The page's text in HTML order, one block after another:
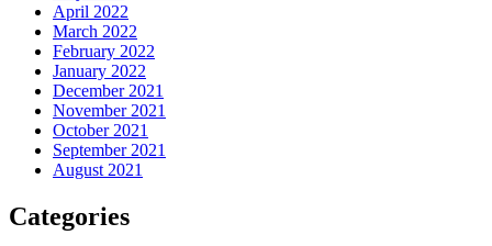
April 2022
March 2022
February 2022
January 2022
December 2021
November 2021
October 2021
September 2021
August 2021
Categories